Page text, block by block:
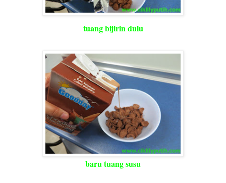
tuang bijirin dulu
baru tuang susu